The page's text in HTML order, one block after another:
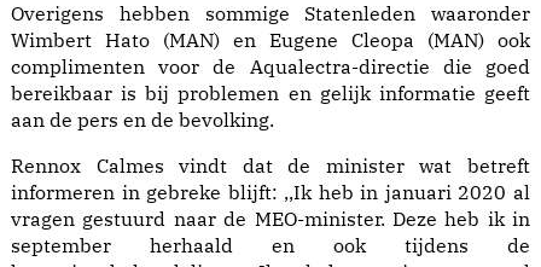
Overigens hebben sommige Statenleden waaronder
Wimbert Hato (MAN) en Eugene Cleopa (MAN) ook
complimenten voor de Aqualectra-directie die goed
bereikbaar is bij problemen en gelijk informatie geeft
aan de pers en de bevolking.
Rennox Calmes vindt dat de minister wat betreft
informeren in gebreke blijft: ,,Ik heb in januari 2020 al
vragen gestuurd naar de MEO-minister. Deze heb ik in
september herhaald en ook tijdens de